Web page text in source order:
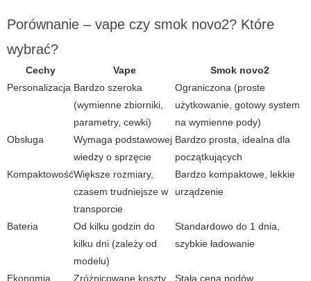
Porównanie – vape czy smok novo2? Które
wybrać?
Cechy Vape
Smok novo2
Personalizacja Bardzo szeroka
(wymienne zbiorniki,
parametry, cewki)
Ograniczona (proste
użytkowanie, gotowy system
na wymienne pody)
Obsługa
Wymaga podstawowej
wiedzy o sprzęcie
Bardzo prosta, idealna dla
początkujących
KompaktowośćWiększe rozmiary,
czasem trudniejsze w
transporcie
Bardzo kompaktowe, lekkie
urządzenie
Bateria
Od kilku godzin do
kilku dni (zależy od
modelu)
Standardowo do 1 dnia,
szybkie ładowanie
Ekonomia Zróżnicowane koszty, Stała cena podów,